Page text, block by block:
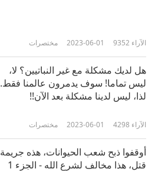
مختصرات 2024-11-04 3922 الآراء
تغييرات كبرى لصالح أمة الحيوانات
مختصرات 2024-11-04 3867الآراء
مختصرات 2023-06-01 9352 الآراء
هل لديك مشكلة مع غير النباتيين؟ لا،
ليس تماما! سوف يدمرون عالمنا فقط.
لذا، ليس لدينا مشكلة بعد الآن!!
مختصرات 2023-06-01 4298 الآراء
أوقفوا ذبح شعب الحيوانات، هذه جريمة
قتل، هذا مخالف لشرع الله - الجزء 1